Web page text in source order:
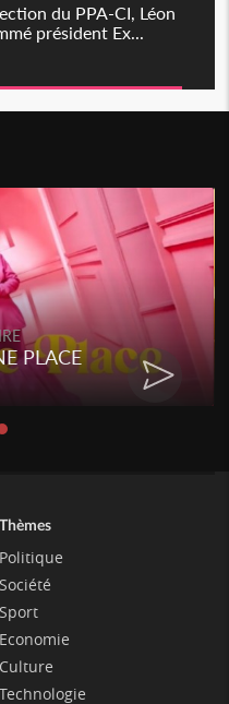
du PPA-CI, Léon
président Ex...
PLACE
Thèmes
Politique
Société
Sport
Economie
Culture
Technologie